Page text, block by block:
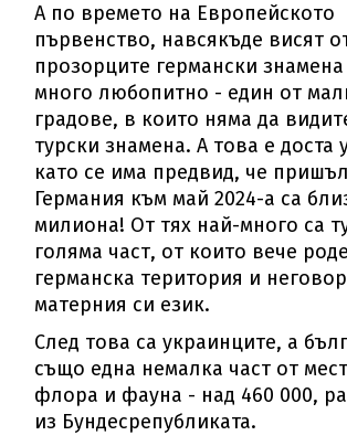
А по времето на Европейското
първенство, навсякъде висят
прозорците германски
много любопитно - един от
градове, в които няма да
турски знамена. А това е доста
като се има предвид, че
Германия към май 2024-а са
милиона! От тях най-много са
голяма част, от които вече
германска територия и
матерния си език.
След това са украинците, а
също една немалка част от
флора и фауна - над 460 000,
из Бундесрепубликата.